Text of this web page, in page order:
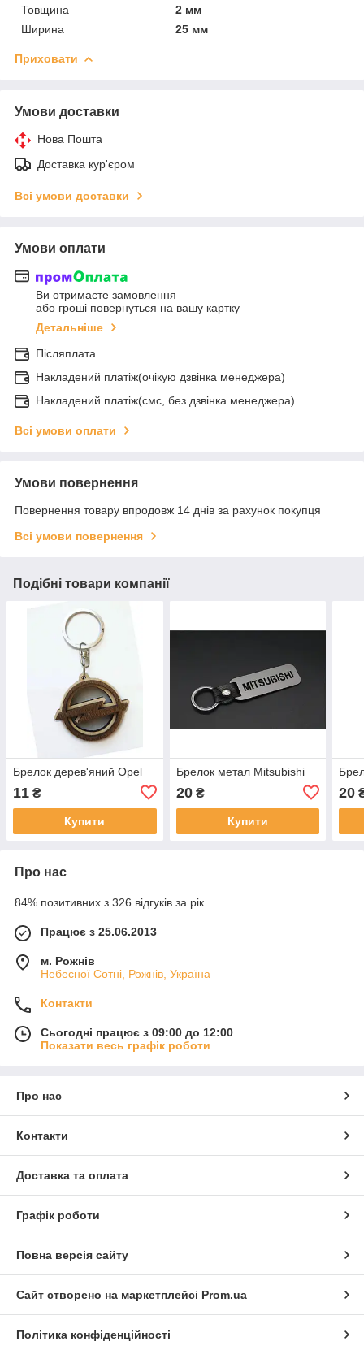
Товщина
2 мм
Ширина
25 мм
Приховати
Умови доставки
Нова Пошта
Доставка кур'єром
Всі умови доставки
Умови оплати
Ви отримаєте замовлення
або гроші повернуться на вашу картку
Детальніше
Післяплата
Накладений платіж(очікую дзвінка менеджера)
Накладений платіж(смс, без дзвінка менеджера)
Всі умови оплати
Умови повернення
Повернення товару впродовж 14 днів за рахунок покупця
Всі умови повернення
Подібні товари компанії
Брелок дерев'яний Opel
11 ₴
Купити
Брелок метал Mitsubishi
20₴
Купити
20
Про нас
84% позитивних з 326 відгуків за рік
Працює з 25.06.2013
м. Рожнів
Небесної Сотні, Рожнів, Україна
Контакти
Сьогодні працює з 09:00 до 12:00
Показати весь графік роботи
Про нас
Контакти
Доставка та оплата
Графік роботи
Повна версія сайту
Сайт створено на маркетплейсі Prom.ua
Політика конфіденційності